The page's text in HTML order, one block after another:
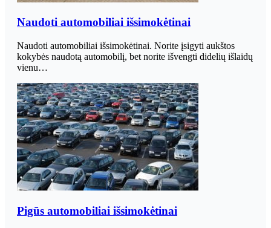
Naudoti automobiliai išsimokėtinai
Naudoti automobiliai išsimokėtinai. Norite įsigyti aukštos
kokybės naudotą automobilį, bet norite išvengti didelių išlaidų
vienu…
Pigūs automobiliai išsimokėtinai